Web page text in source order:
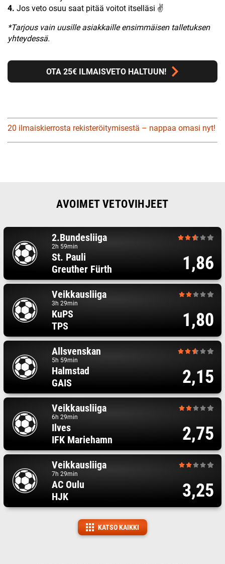
4. Jos veto osuu saat pitää voitot itselläsi ✌
*Tarjous vain uusille asiakkaille ensimmäisen talletuksen
yhteydessä.
OTA 25€ ILMAISVETO HALTUUN!
20 ilmaiskierrosta rekisteröitymisestä – nappaa omasi nyt!
AVOIMET VETOVIHJEET
2.Bundesliiga
2h 59min
St. Pauli
Greuther Fürth
1,86
Veikkausliiga
3h 29min
KuPS
TPS
1,80
Allsvenskan
5h 59min
Halmstad
GAIS
2,15
Veikkausliiga
6h 29min
Ilves
IFK Mariehamn
2,75
Veikkausliiga
7h 29min
AC Oulu
HJK
3,25
KATSO KAIKKI